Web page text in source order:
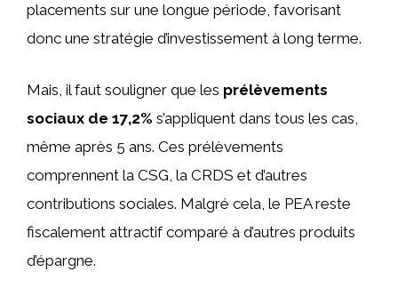
placements sur une longue période, favorisant
donc une stratégie d’investissement à long terme.
Mais, il faut souligner que les prélèvements
sociaux de 17,2% s’appliquent dans tous les cas,
même après 5 ans. Ces prélèvements
comprennent la CSG, la CRDS et d’autres
contributions sociales. Malgré cela, le PEA reste
fiscalement attractif comparé à d’autres produits
d’épargne.